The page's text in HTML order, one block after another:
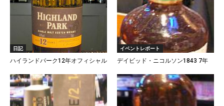
日記
ハイランドパーク12年オフィシャル
イベントレポート
デイビッド・ニコルソン1843 7年